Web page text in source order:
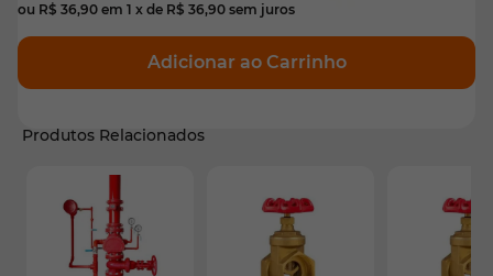
ou R$ 36,90 em 1 x de R$ 36,90 sem juros
Adicionar ao Carrinho
Produtos Relacionados
É possível navegar pelos elementos do carrossel
Pressione para pular o carrossel
Pressione para ir para a navegação em carrossel